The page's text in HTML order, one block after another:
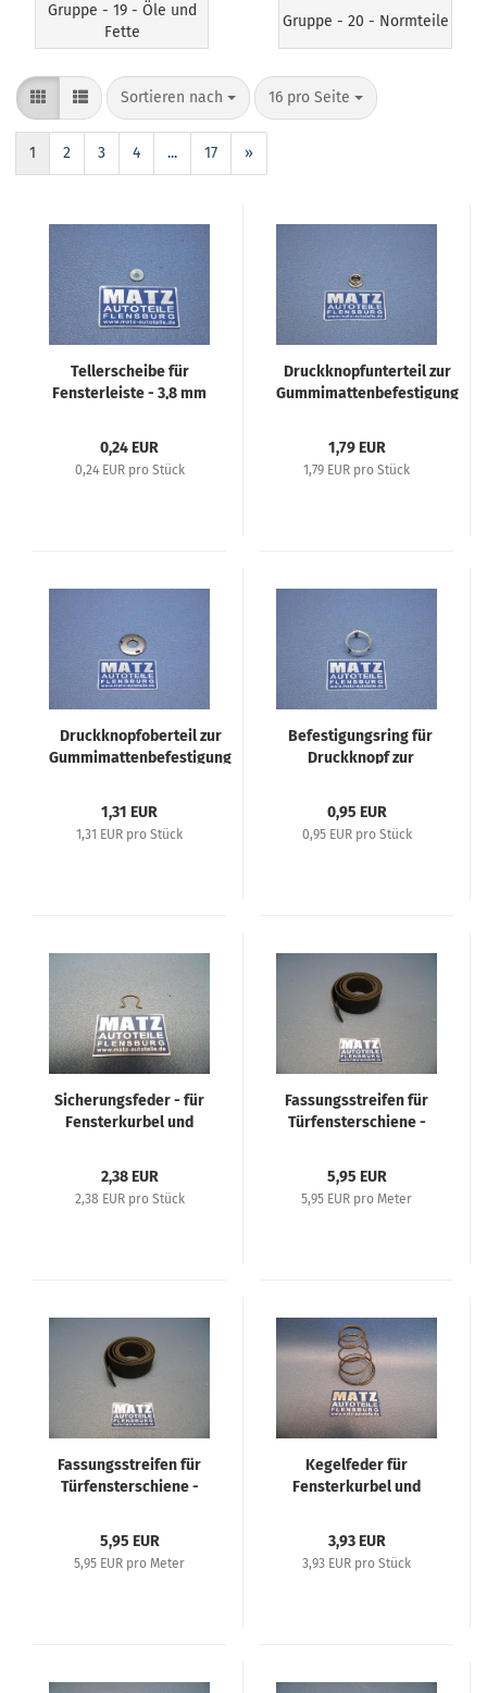
Gruppe - 19 - Öle und
Fette
Gruppe - 20 - Normteile
Sortieren nach 16 pro Seite
1 2 3 4 ... 17 »
Tellerscheibe für
Fensterleiste - 3,8 mm
70er Jahre
0,24 EUR
0,24 EUR pro Stück
Druckknopfunterteil zur
Gummimattenbefestigung
1,79 EUR
1,79 EUR pro Stück
Druckknopfoberteil zur
Gummimattenbefestigung
1,31 EUR
1,31 EUR pro Stück
Befestigungsring für
Druckknopf zur
Fahrzeuge
0,95 EUR
0,95 EUR pro Stück
Sicherungsfeder - für
Fensterkurbel und
Fahrzeuge 30er bis
50er Jahre
2,38 EUR
2,38 EUR pro Stück
Fassungsstreifen für
Türfensterschiene -
Fahrzeuge 30er bis
50er Jahre
5,95 EUR
5,95 EUR pro Meter
Fassungsstreifen für
Türfensterschiene -
mm stark - Diverse
Opel Fahrzeuge
5,95 EUR
5,95 EUR pro Meter
Kegelfeder für
Fensterkurbel und
3,93 EUR
3,93 EUR pro Stück